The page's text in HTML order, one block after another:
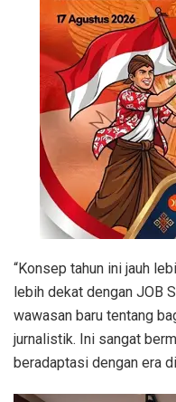
“Konsep tahun ini jauh
lebih dekat dengan JOB
wawasan baru tentang
jurnalistik. Ini sangat
beradaptasi dengan era